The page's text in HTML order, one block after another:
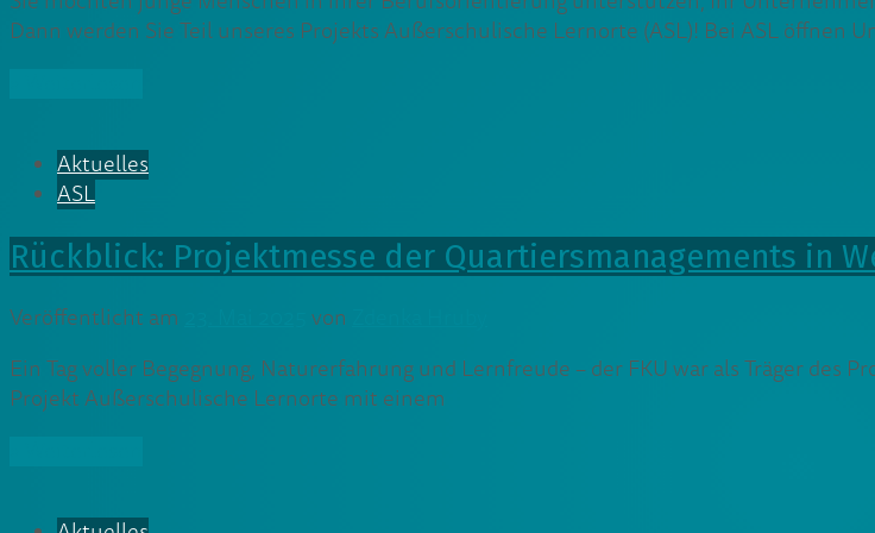
Dann werden Sie Teil unseres Projekts Außerschulische Lernorte (ASL)! Bei ASL öffnen
Aktuelles
ASL
Rückblick: Projektmesse der Quartiersmanagements in
Veröffentlicht am von
Ein Tag voller Begegnung, Naturerfahrung und Lernfreude – der FKU war als Träger des
Projekt Außerschulische Lernorte mit einem